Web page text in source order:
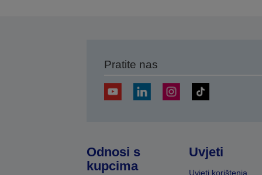
Pratite nas
Odnosi s
kupcima
Uvjeti
Uvjeti korištenja